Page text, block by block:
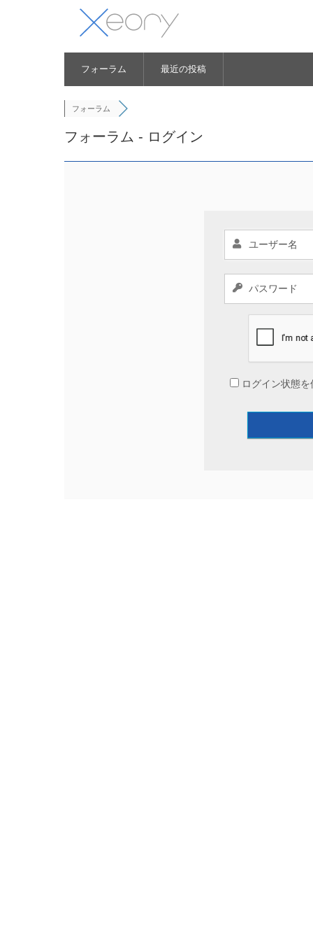
フォーラム 最近の投稿
フォーラム
フォーラム - ログイン
ログイン状態